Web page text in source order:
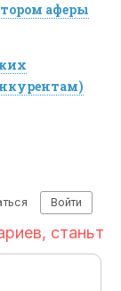
аферы